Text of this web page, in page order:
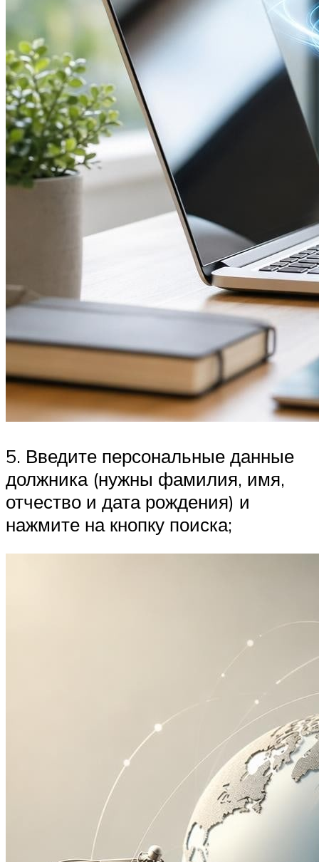
5. Введите персональные данные
должника (нужны фамилия, имя,
отчество и дата рождения) и
нажмите на кнопку поиска;